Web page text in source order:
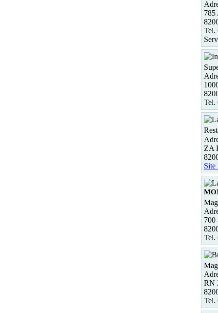
Tel.
Tel.
ZA
Site
700
Tel.
RN
Tel.